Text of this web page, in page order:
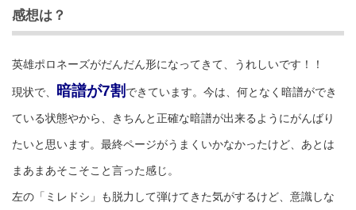
感想は？
英雄ポロネーズがだんだん形になってきて、うれしいです！！
現状で、 暗譜が7割 できています。今は、何となく暗譜ができ
ている状態やから、きちんと正確な暗譜が出来るようにがんばり
たいと思います。最終ページがうまくいかなかったけど、あとは
まあまあそこそこと言った感じ。
左の「ミレドシ」も脱力して弾けてきた気がするけど、意識しな